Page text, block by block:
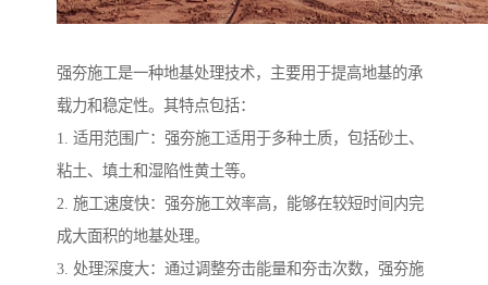
强夯施工是一种地基处理技术，主要用于提高地基的承
载力和稳定性。其特点包括：
1. 适用范围广：强夯施工适用于多种土质，包括砂土、
粘土、填土和湿陷性黄土等。
2. 施工速度快：强夯施工效率高，能够在较短时间内完
成大面积的地基处理。
3. 处理深度大：通过调整夯击能量和夯击次数，强夯施